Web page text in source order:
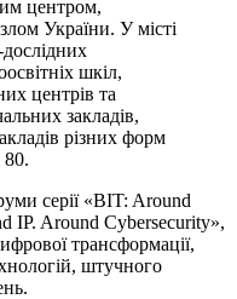
центром,
України. У місті
шкіл,
центрів та
закладів,
різних форм
80.
серії «BIT: Around
IP. Around Cybersecurity»,
трансформації,
штучного